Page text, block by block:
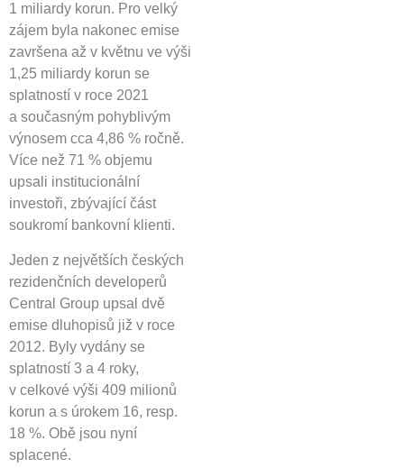
1 miliardy korun. Pro velký
zájem byla nakonec emise
završena až v květnu ve výši
1,25 miliardy korun se
splatností v roce 2021
a současným pohyblivým
výnosem cca 4,86 % ročně.
Více než 71 % objemu
upsali institucionální
investoři, zbývající část
soukromí bankovní klienti.
Jeden z největších českých
rezidenčních developerů
Central Group upsal dvě
emise dluhopisů již v roce
2012. Byly vydány se
splatností 3 a 4 roky,
v celkové výši 409 milionů
korun a s úrokem 16, resp.
18 %. Obě jsou nyní
splacené.